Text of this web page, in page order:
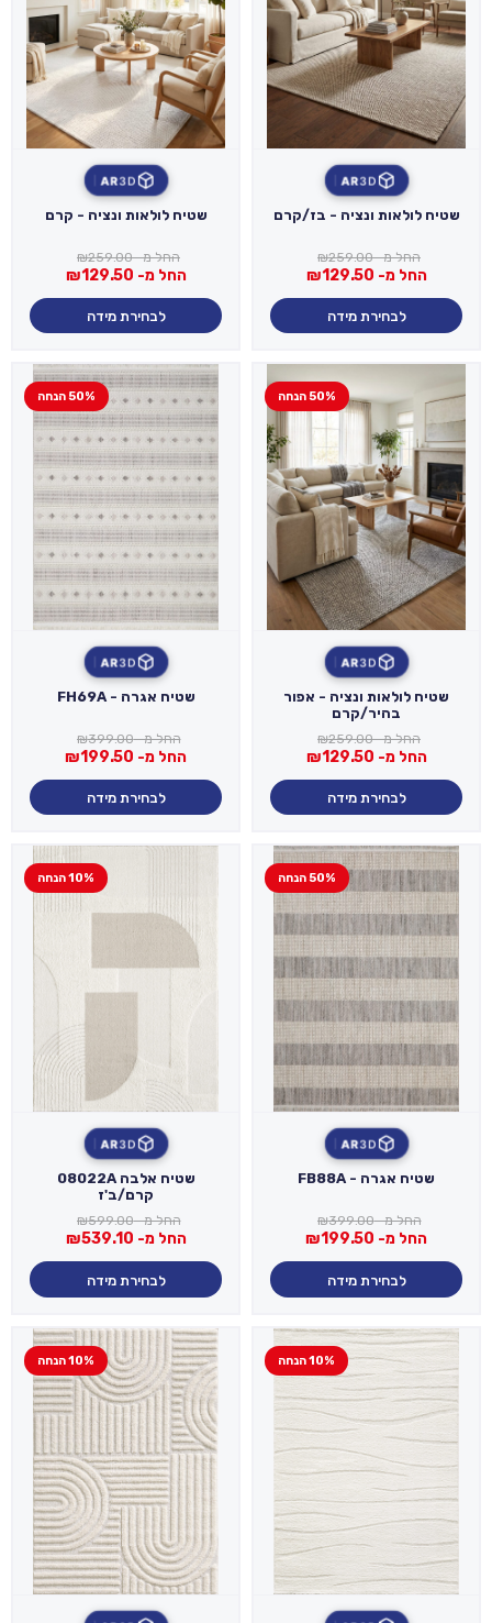
3D
AR
שטיח לולאות ונציה - בז/קרם
החל מ- ₪259.00
החל מ- ₪129.50
לבחירת מידה
3D
AR
שטיח לולאות ונציה - קרם
החל מ- ₪259.00
החל מ- ₪129.50
לבחירת מידה
50% הנחה
3D
AR
שטיח לולאות ונציה - אפור
בהיר/קרם
החל מ- ₪259.00
החל מ- ₪129.50
לבחירת מידה
50% הנחה
3D
AR
שטיח אגרה - FH69A
החל מ- ₪399.00
החל מ- ₪199.50
לבחירת מידה
50% הנחה
3D
AR
שטיח אגרה - FB88A
החל מ- ₪399.00
החל מ- ₪199.50
לבחירת מידה
10% הנחה
3D
AR
שטיח אלבה 08022A
קרם/ב'ז
החל מ- ₪599.00
החל מ- ₪539.10
לבחירת מידה
10% הנחה 10% הנחה